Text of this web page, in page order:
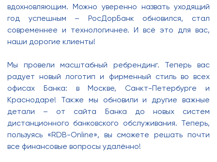
вдохновляющим. Можно уверенно назвать уходящий
год успешным – РосДорБанк обновился, стал
современнее и технологичнее. И всё это для вас,
наши дорогие клиенты!
Мы провели масштабный ребрендинг. Теперь вас
радует новый логотип и фирменный стиль во всех
офисах Банка: в Москве, Санкт-Петербурге и
Краснодаре! Также мы обновили и другие важные
детали – от сайта Банка до новых систем
дистанционного банковского обслуживания. Теперь,
пользуясь «RDB-Online», вы сможете решать почти
все финансовые вопросы удалённо!